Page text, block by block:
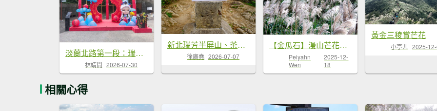
淡蘭北路第一段：瑞芳車站...
林靖開 2026-07-30
新北瑞芳半屏山、茶壺山、...
徐廣堯 2026-07-07
【金瓜石】漫山芒花怒放浪...
Peiyahn
Wen
2025-12-
18
黃金三稜賞芒花
小亭ㄦ 2025-
相關心得